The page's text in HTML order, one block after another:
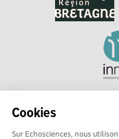
Cookies
Sur Echosciences, nous
Explorer, s’exprimer,
Bretagne est le réseau
sciences et de